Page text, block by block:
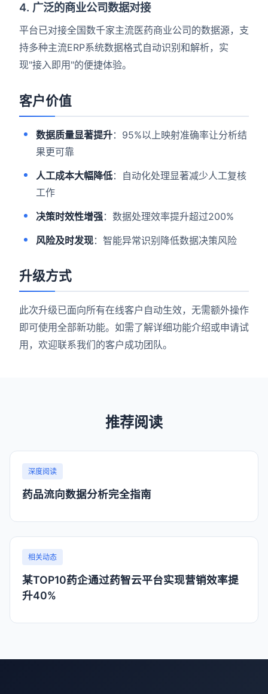
4. 广泛的商业公司数据对接
平台已对接全国数千家主流医药商业公司的数据源，支
持多种主流ERP系统数据格式自动识别和解析，实
现"接入即用"的便捷体验。
客户价值
数据质量显著提升：95%以上映射准确率让分析结
果更可靠
人工成本大幅降低：自动化处理显著减少人工复核
工作
决策时效性增强：数据处理效率提升超过200%
风险及时发现：智能异常识别降低数据决策风险
升级方式
此次升级已面向所有在线客户自动生效，无需额外操作
即可使用全部新功能。如需了解详细功能介绍或申请试
用，欢迎联系我们的客户成功团队。
推荐阅读
深度阅读
药品流向数据分析完全指南
相关动态
某TOP10药企通过药智云平台实现营销效率提
升40%